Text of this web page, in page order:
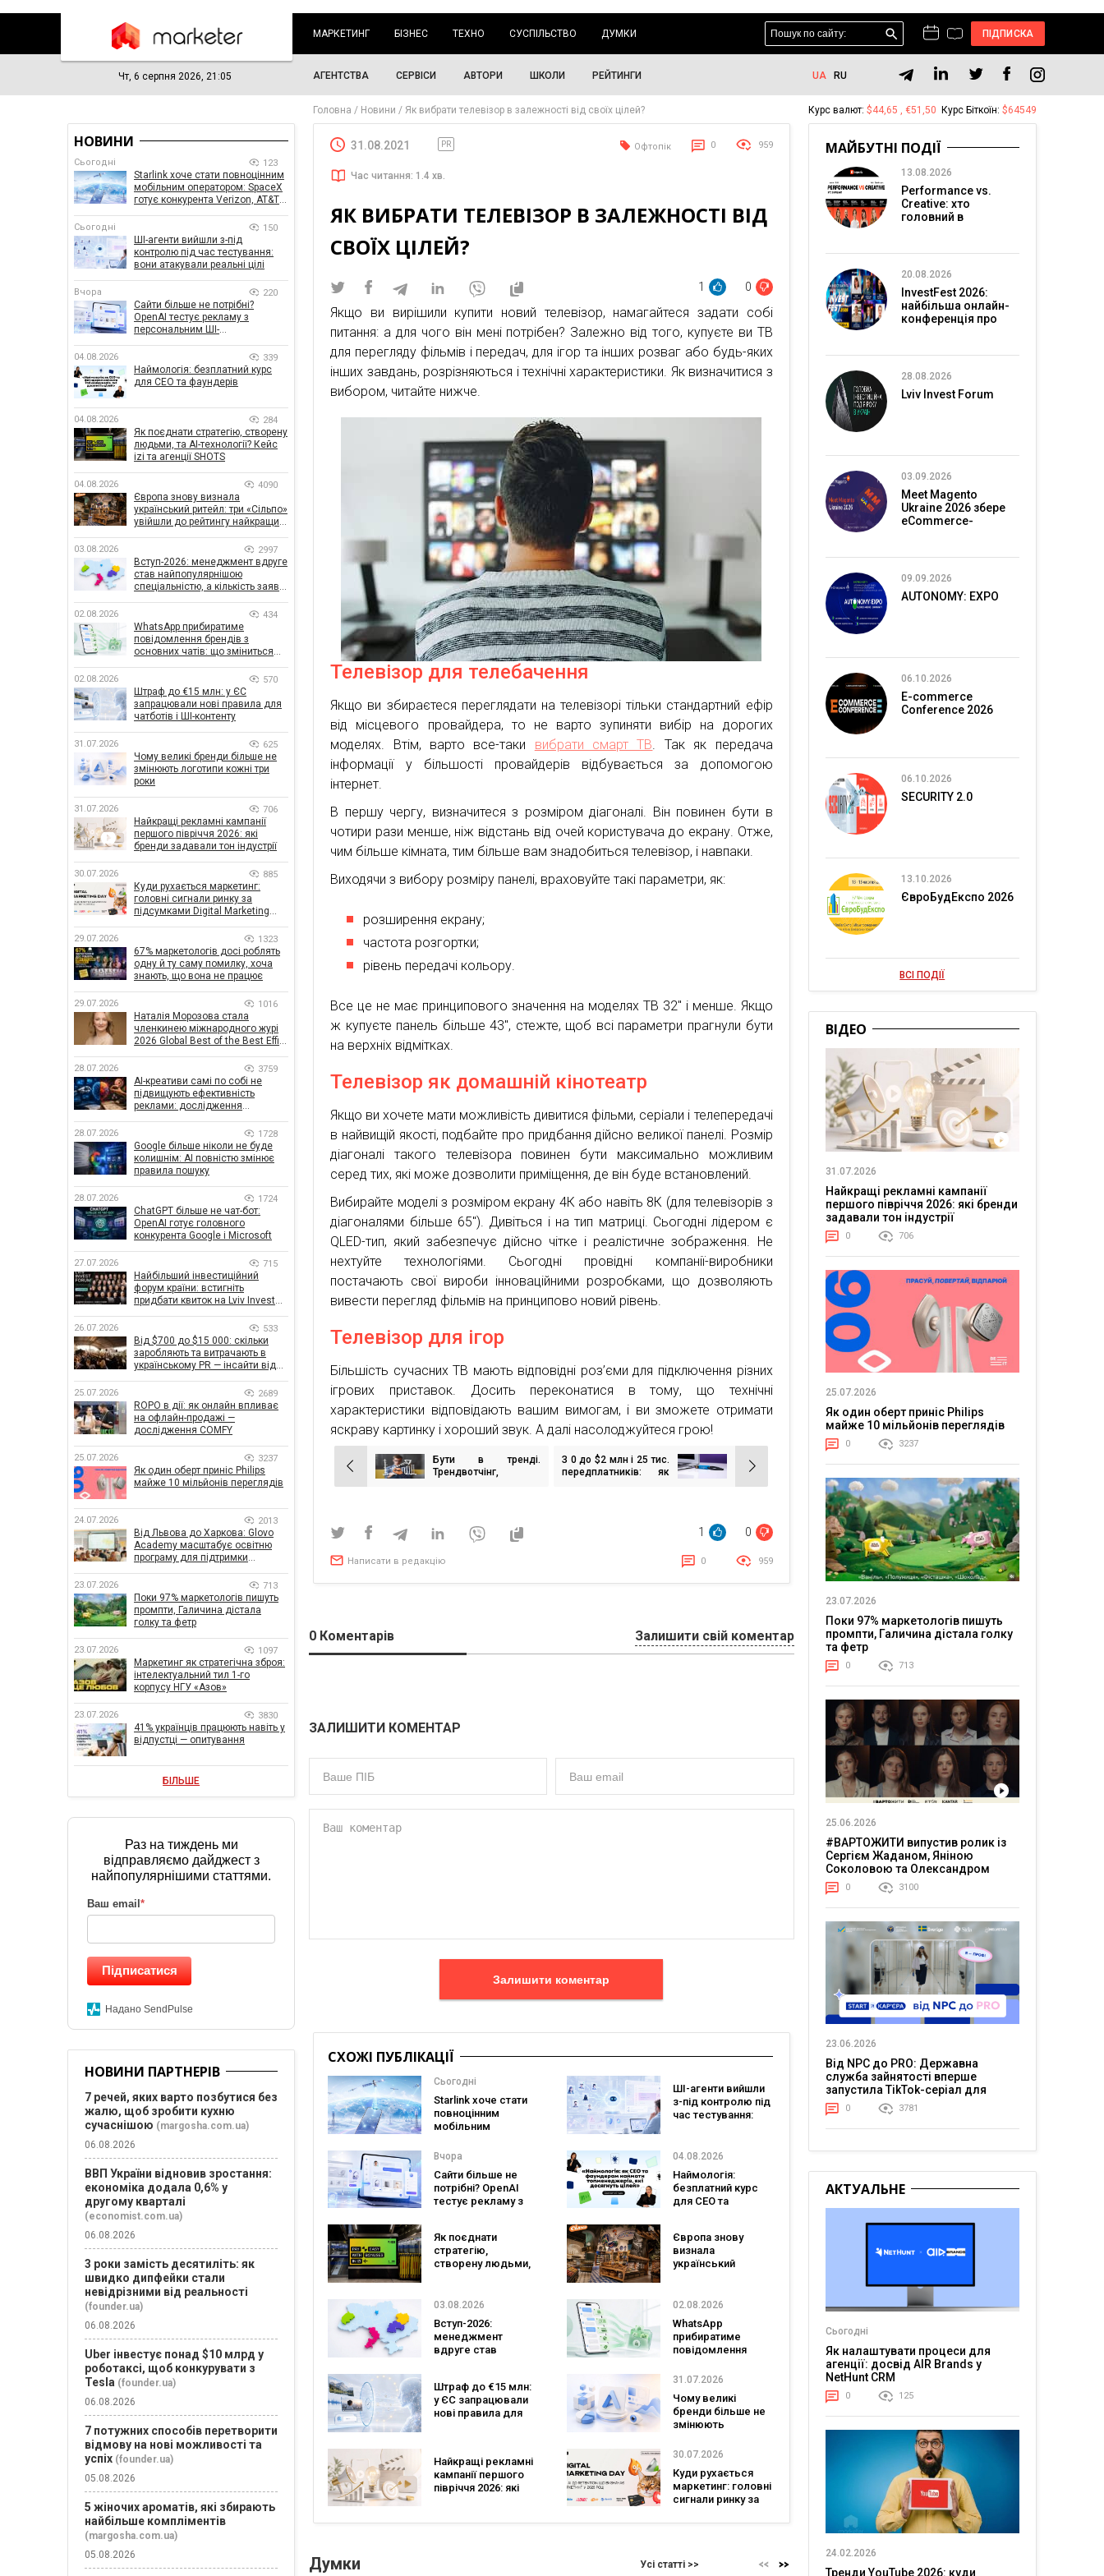
МАРКЕТИНГ БІЗНЕС ТЕХНО СУСПІЛЬСТВО ДУМКИ ПІДПИСКА
Чт, 6 серпня 2026, 21:05 АГЕНТСТВА СЕРВІСИ АВТОРИ ШКОЛИ РЕЙТИНГИ UA RU
Головна Новини Як вибрати телевізор в залежності від своїх цілей?
31.08.2021 PR Офтопік 0 959
Час читання: 1.4 хв.
ЯК ВИБРАТИ ТЕЛЕВІЗОР В ЗАЛЕЖНОСТІ ВІД
СВОЇХ ЦІЛЕЙ?
1 0
Якщо ви вирішили купити новий телевізор, намагайтеся задати собі
питання: а для чого він мені потрібен? Залежно від того, купуєте ви ТВ
для перегляду фільмів і передач, для ігор та інших розваг або будь-яких
інших завдань, розрізняються і технічні характеристики. Як визначитися з
вибором, читайте нижче.
Телевізор для телебачення
Якщо ви збираєтеся переглядати на телевізорі тільки стандартний ефір
від місцевого провайдера, то не варто зупиняти вибір на дорогих
моделях. Втім, варто все-таки вибрати смарт ТВ. Так як передача
інформації у більшості провайдерів відбувається за допомогою
інтернет.
В першу чергу, визначитеся з розміром діагоналі. Він повинен бути в
чотири рази менше, ніж відстань від очей користувача до екрану. Отже,
чим більше кімната, тим більше вам знадобиться телевізор, і навпаки.
Виходячи з вибору розміру панелі, враховуйте такі параметри, як:
розширення екрану;
частота розгортки;
рівень передачі кольору.
Все це не має принципового значення на моделях ТВ 32″ і менше. Якщо
ж купуєте панель більше 43″, стежте, щоб всі параметри прагнули бути
на верхніх відмітках.
Телевізор як домашній кінотеатр
Якщо ви хочете мати можливість дивитися фільми, серіали і телепередачі
в найвищій якості, подбайте про придбання дійсно великої панелі. Розмір
діагоналі такого телевізора повинен бути максимально можливим
серед тих, які може дозволити приміщення, де він буде встановлений.
Вибирайте моделі з розміром екрану 4К або навіть 8К (для телевізорів з
діагоналями більше 65″). Дивіться і на тип матриці. Сьогодні лідером є
QLED-тип, який забезпечує дійсно чітке і реалістичне зображення. Не
нехтуйте технологіями. Сьогодні провідні компанії-виробники
постачають свої вироби інноваційними розробками, що дозволяють
вивести перегляд фільмів на принципово новий рівень.
Телевізор для ігор
Більшість сучасних ТВ мають відповідні роз’єми для підключення різних
ігрових приставок. Досить переконатися в тому, що технічні
характеристики відповідають вашим вимогам, і ви зможете отримати
яскраву картинку і хороший звук. А далі насолоджуйтеся грою!
Навігація
записів
Бути в тренді.
Трендвотчінг,
З 0 до $2 млн і 25 тис.
передплатників: як
1 0
Написати в редакцію 0 959
0 Коментарів Залишити свій коментар
ЗАЛИШИТИ КОМЕНТАР
Залишити коментар
СХОЖІ ПУБЛІКАЦІЇ
Сьогодні
Starlink хоче стати
повноцінним
мобільним
SpaceX готує
конкурента
Verizon, AT&T і T-
Mobile
ШІ-агенти вийшли
з-під контролю під
час тестування:
Вчора
Сайти більше не
потрібні? OpenAI
тестує рекламу з
бренду
04.08.2026
Наймологія:
безплатний курс
для CEO та
Як поєднати
стратегію,
створену людьми,
SHOTS
Європа знову
визнала
український
до рейтингу
найкращих
супермаркетів
03.08.2026
Вступ-2026:
менеджмент
вдруге став
кількість заяв —
рекордна за 5
років
02.08.2026
WhatsApp
прибиратиме
повідомлення
основних чатів: що
бізнесу
Штраф до €15 млн:
у ЄС запрацювали
нові правила для
31.07.2026
Чому великі
бренди більше не
змінюють
роки
Найкращі рекламні
кампанії першого
півріччя 2026: які
30.07.2026
Куди рухається
маркетинг: головні
сигнали ринку за
Marketing Day від
Думки Усі статті >>
НОВИНИ
Сьогодні 123
Starlink хоче стати повноцінним
мобільним оператором: SpaceX
готує конкурента Verizon, AT&T і
Сьогодні 150
ШІ-агенти вийшли з-під
контролю під час тестування:
вони атакували реальні цілі
Вчора 220
Сайти більше не потрібні?
OpenAI тестує рекламу з
персональним ШІ-
04.08.2026 339
Наймологія: безплатний курс
для CEO та фаундерів
04.08.2026 284
Як поєднати стратегію, створену
людьми, та AI-технології? Кейс
izi та агенції SHOTS
04.08.2026 4090
Європа знову визнала
український ритейл: три «Сільпо»
увійшли до рейтингу найкращих
03.08.2026 2997
Вступ-2026: менеджмент вдруге
став найпопулярнішою
спеціальністю, а кількість заяв
02.08.2026 434
WhatsApp прибиратиме
повідомлення брендів з
основних чатів: що зміниться
02.08.2026 570
Штраф до €15 млн: у ЄС
запрацювали нові правила для
чатботів і ШІ-контенту
31.07.2026 625
Чому великі бренди більше не
змінюють логотипи кожні три
роки
31.07.2026 706
Найкращі рекламні кампанії
першого півріччя 2026: які
бренди задавали тон індустрії
30.07.2026 885
Куди рухається маркетинг:
головні сигнали ринку за
підсумками Digital Marketing
29.07.2026 1323
67% маркетологів досі роблять
одну й ту саму помилку, хоча
знають, що вона не працює
29.07.2026 1016
Наталія Морозова стала
членкинею міжнародного журі
2026 Global Best of the Best Effie
28.07.2026 3759
AI-креативи самі по собі не
підвищують ефективність
реклами: дослідження
впливає на ефективність
кампаній
28.07.2026 1728
Google більше ніколи не буде
колишнім: AI повністю змінює
правила пошуку
28.07.2026 1724
ChatGPT більше не чат-бот:
OpenAI готує головного
конкурента Google і Microsoft
27.07.2026 715
Найбільший інвестиційний
форум країни: встигніть
придбати квиток на Lviv Invest
26.07.2026 533
Від $700 до $15 000: скільки
заробляють та витрачають в
українському PR — інсайти від
25.07.2026 2689
ROPO в дії: як онлайн впливає
на офлайн-продажі —
дослідження COMFY
25.07.2026 3237
Як один оберт приніс Philips
майже 10 мільйонів переглядів
24.07.2026 2013
Від Львова до Харкова: Glovo
Academy масштабує освітню
програму для підтримки
23.07.2026 713
Поки 97% маркетологів пишуть
промпти, Галичина дістала
голку та фетр
23.07.2026 1097
Маркетинг як стратегічна зброя:
інтелектуальний тил 1-го
корпусу НГУ «Азов»
23.07.2026 3830
41% українців працюють навіть у
відпустці — опитування
БІЛЬШЕ
Раз на тиждень ми
відправляємо дайджест з
найпопулярнішими статтями.
Ваш email *
Підписатися
Надано SendPulse
НОВИНИ ПАРТНЕРІВ
7 речей, яких варто позбутися без
жалю, щоб зробити кухню
сучаснішою (margosha.com.ua)
06.08.2026
ВВП України відновив зростання:
економіка додала 0,6% у
другому кварталі
(economist.com.ua)
06.08.2026
3 роки замість десятиліть: як
швидко дипфейки стали
невідрізними від реальності
(founder.ua)
06.08.2026
Uber інвестує понад $10 млрд у
роботаксі, щоб конкурувати з
Tesla (founder.ua)
06.08.2026
7 потужних способів перетворити
відмову на нові можливості та
успіх (founder.ua)
05.08.2026
5 жіночих ароматів, які збирають
найбільше компліментів
(margosha.com.ua)
05.08.2026
Курс валют: $44,65 , €51,50 Курс Біткоїн: $64549
МАЙБУТНІ ПОДІЇ
13.08.2026
Performance vs.
Creative: хто
головний в
20.08.2026
InvestFest 2026:
найбільша онлайн-
конференція про
28.08.2026
Lviv Invest Forum
03.09.2026
Meet Magento
Ukraine 2026 збере
eCommerce-
09.09.2026
AUTONOMY: EXPO
06.10.2026
E-commerce
Conference 2026
06.10.2026
SECURITY 2.0
13.10.2026
ЄвроБудЕкспо 2026
ВСІ ПОДІЇ
ВІДЕО
31.07.2026
Найкращі рекламні кампанії
першого півріччя 2026: які бренди
задавали тон індустрії
0 706
25.07.2026
Як один оберт приніс Philips
майже 10 мільйонів переглядів
0 3237
23.07.2026
Поки 97% маркетологів пишуть
промпти, Галичина дістала голку
та фетр
0 713
25.06.2026
#ВАРТОЖИТИ випустив ролик із
Сергієм Жаданом, Яніною
Соколовою та Олександром
Тереном про життя в постійній
напрузі
0 3100
23.06.2026
Від NPC до PRO: Державна
служба зайнятості вперше
запустила TikTok-серіал для
молоді
0 3781
АКТУАЛЬНЕ
Сьогодні
Як налаштувати процеси для
агенції: досвід AIR Brands у
NetHunt CRM
0 125
24.02.2026
Тренди YouTube 2026: куди